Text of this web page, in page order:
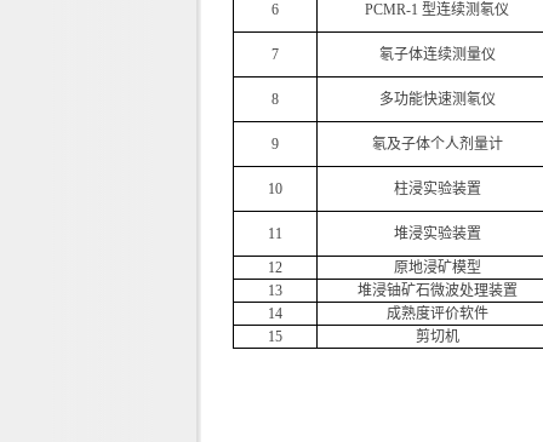
6
PCMR-1 型连续测氡仪
7 氡子体连续测量仪
8 多功能快速测氡仪
9 氡及子体个人剂量计
10 柱浸实验装置
11
堆浸实验装置
12
原地浸矿模型
13
堆浸铀矿石微波处理装置
14
成熟度评价软件
15
剪切机